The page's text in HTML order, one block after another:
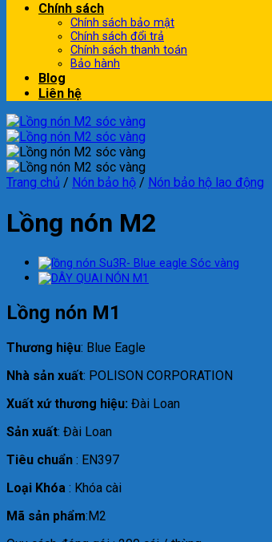
Chính sách
Chính sách bảo mật
Chính sách đổi trả
Chính sách thanh toán
Bảo hành
Blog
Liên hệ
Trang chủ / Nón bảo hộ / Nón bảo hộ lao động
Lồng nón M2
Lồng nón M1
Thương hiệu: Blue Eagle
Nhà sản xuất: POLISON CORPORATION
Xuất xứ thương hiệu: Đài Loan
Sản xuất: Đài Loan
Tiêu chuẩn : EN397
Loại Khóa : Khóa cài
Mã sản phẩm:M2